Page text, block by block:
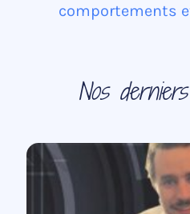
comportements
Nos